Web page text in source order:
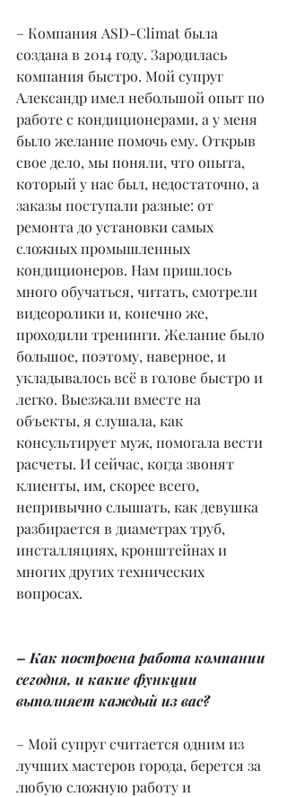
– Компания ASD-Climat была
создана в 2014 году. Зародилась
компания быстро. Мой супруг
Александр имел небольшой опыт по
работе с кондиционерами, а у меня
было желание помочь ему. Открыв
свое дело, мы поняли, что опыта,
который у нас был, недостаточно, а
заказы поступали разные: от
ремонта до установки самых
сложных промышленных
кондиционеров. Нам пришлось
много обучаться, читать, смотрели
видеоролики и, конечно же,
проходили тренинги. Желание было
большое, поэтому, наверное, и
укладывалось всё в голове быстро и
легко. Выезжали вместе на
объекты, я слушала, как
консультирует муж, помогала вести
расчеты. И сейчас, когда звонят
клиенты, им, скорее всего,
непривычно слышать, как девушка
разбирается в диаметрах труб,
инсталляциях, кронштейнах и
многих других технических
вопросах.
– Как построена работа компании
сегодня, и какие функции
выполняет каждый из вас?
– Мой супруг считается одним из
лучших мастеров города, берется за
любую сложную работу и